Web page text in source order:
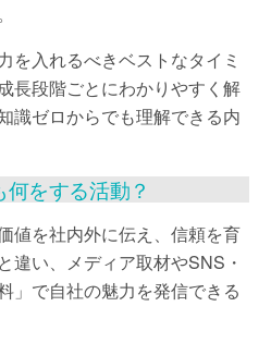
を入れるべきベストなタイミ
長段階ごとにわかりやすく解
識ゼロからでも理解できる内
をする活動？
値を社内外に伝え、信頼を育
違い、メディア取材やSNS・
」で自社の魅力を発信できる